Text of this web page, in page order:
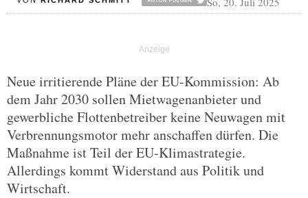
Neue irritierende Pläne der EU-Kommission: Ab
dem Jahr 2030 sollen Mietwagenanbieter und
gewerbliche Flottenbetreiber keine Neuwagen mit
Verbrennungsmotor mehr anschaffen dürfen. Die
Maßnahme ist Teil der EU-Klimastrategie.
Allerdings kommt Widerstand aus Politik und
Wirtschaft.